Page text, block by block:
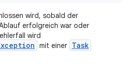
wird, sobald der
erfolgreich war oder
wird
mit einer Task